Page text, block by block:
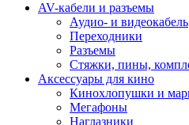
AV-кабели и разъемы
Аудио- и видеокабель
Переходники
Разъемы
Стяжки, пины,
Аксессуары для кино
Кинохлопушки и
Мегафоны
Наглазники